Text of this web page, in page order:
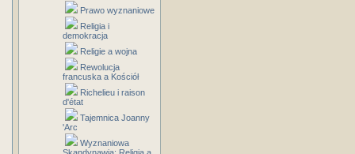
Prawo wyznaniowe
Religia i
demokracja
Religie a wojna
Rewolucja
francuska a Kościół
Richelieu i raison
d'état
Tajemnica Joanny
'Arc
Wyznaniowa